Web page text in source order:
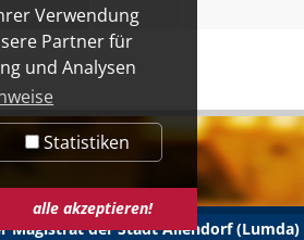
Verwendung
Partner für
und Analysen
Statistiken
alle akzeptieren!
Magistrat der Stadt Allendorf (Lumda)